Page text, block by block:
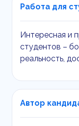
Работа для
Интересная и
студентов –
реальность,
Автор